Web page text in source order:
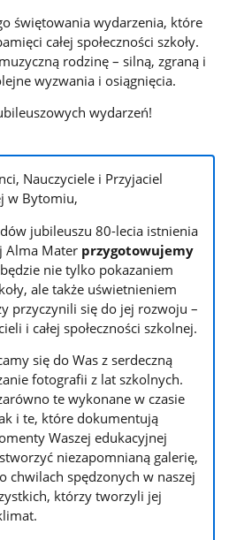
świętowania wydarzenia, które
całej społeczności szkoły.
rodzinę – silną, zgraną i
wyzwania i osiągnięcia.
wydarzeń!
Nauczyciele i Przyjaciel
w Bytomiu,
jubileuszu 80-lecia istnienia
Alma Mater przygotowujemy
nie tylko pokazaniem
ale także uświetnieniem
przyczynili się do jej rozwoju –
i całej społeczności szkolnej.
się do Was z serdeczną
fotografii z lat szkolnych.
te wykonane w czasie
i te, które dokumentują
Waszej edukacyjnej
niezapomnianą galerię,
chwilach spędzonych w naszej
którzy tworzyli jej